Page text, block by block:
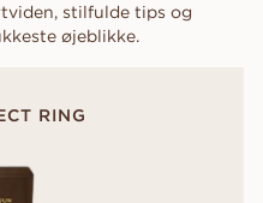
stilfulde tips og
øjeblikke.
RING